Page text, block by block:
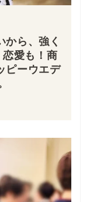
から、強く
愛も！商
ピーウエデ